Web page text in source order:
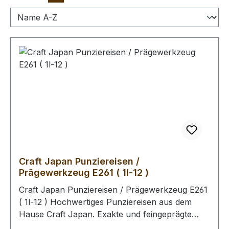
Craft Japan Punziereisen /
Prägewerkzeug E261 ( 1l-12 )
Craft Japan Punziereisen / Prägewerkzeug E261
( 1l-12 ) Hochwertiges Punziereisen aus dem
Hause Craft Japan. Exakte und feingeprägte